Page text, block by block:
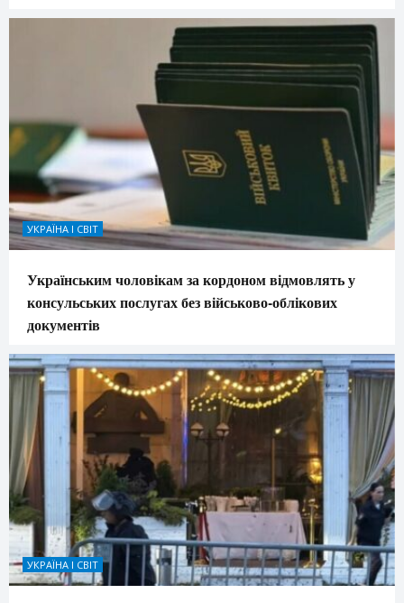
УКРАЇНА І СВІТ
Українським чоловікам за кордоном відмовлять у
консульських послугах без військово-облікових
документів
УКРАЇНА І СВІТ